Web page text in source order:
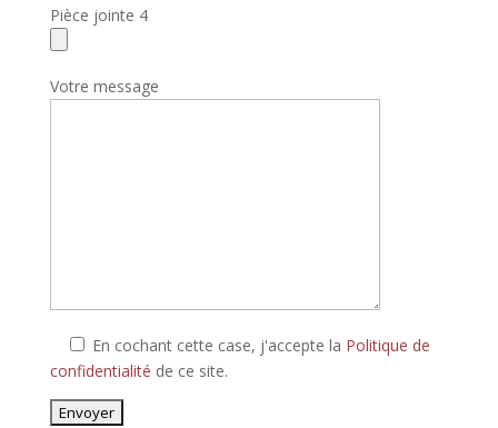
Pièce jointe 4
Votre message
En cochant cette case, j'accepte la Politique de
confidentialité de ce site.